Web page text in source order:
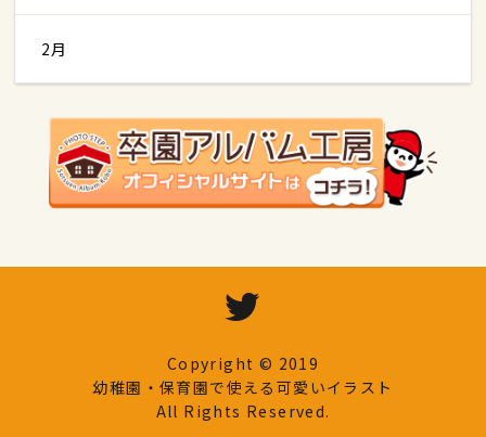
2月
Copyright © 2019
幼稚園・保育園で使える可愛いイラスト
All Rights Reserved.